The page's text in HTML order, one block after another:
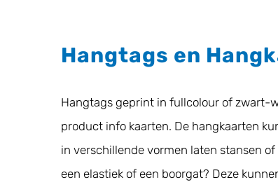
Hangtags en
Hangtags geprint in fullcolour of zwart-
product info kaarten. De hangkaarten
in verschillende vormen laten stansen
een elastiek of een boorgat? Deze